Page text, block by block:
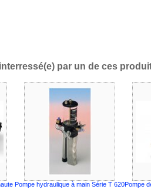
par un de ces
Pompe hydraulique à main Série T 620Pompe